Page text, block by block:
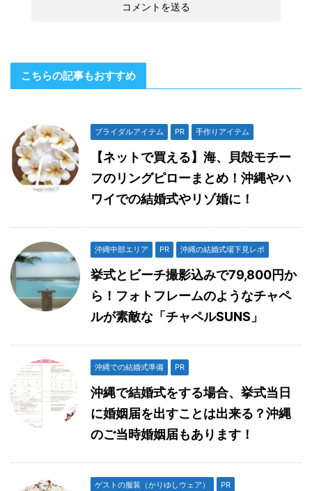
こちらの記事もおすすめ
ブライダルアイテム PR 手作りアイテム
【ネットで買える】海、貝殻モチー
フのリングピローまとめ！沖縄やハ
ワイでの結婚式やリゾ婚に！
沖縄中部エリア PR 沖縄の結婚式場下見レポ
挙式とビーチ撮影込みで79,800円か
ら！フォトフレームのようなチャペ
ルが素敵な「チャペルSUNS」
沖縄での結婚式準備 PR
沖縄で結婚式をする場合、挙式当日
に婚姻届を出すことは出来る？沖縄
のご当時婚姻届もあります！
ゲストの服装（かりゆしウェア） PR